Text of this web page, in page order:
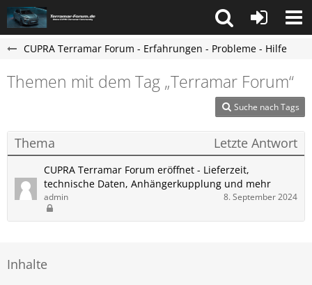
CUPRA Terramar Forum - Erfahrungen - Probleme - Hilfe
Themen mit dem Tag „Terramar Forum“
Suche nach Tags
Thema Letzte Antwort
CUPRA Terramar Forum eröffnet - Lieferzeit,
technische Daten, Anhängerkupplung und mehr
admin 8. September 2024
Inhalte